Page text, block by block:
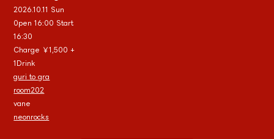
2026.10.11 Sun
0pen 16:00 Start
16:30
Charge ￥1,500 +
1Drink
guri to gra
room202
vane
neonrocks